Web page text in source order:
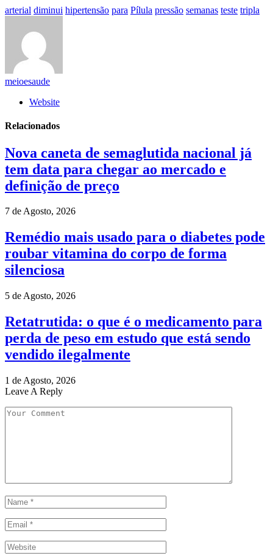
arterial diminui hipertensão para Pílula pressão semanas teste tripla
meioesaude
Website
Relacionados
Nova caneta de semaglutida nacional já
tem data para chegar ao mercado e
definição de preço
7 de Agosto, 2026
Remédio mais usado para o diabetes pode
roubar vitamina do corpo de forma
silenciosa
5 de Agosto, 2026
Retatrutida: o que é o medicamento para
perda de peso em estudo que está sendo
vendido ilegalmente
1 de Agosto, 2026
Leave A Reply